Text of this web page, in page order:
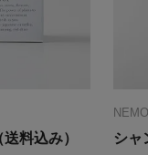
料込み） シャ